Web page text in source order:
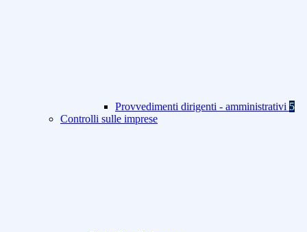
Provvedimenti dirigenti - amministrativi 5
Controlli sulle imprese